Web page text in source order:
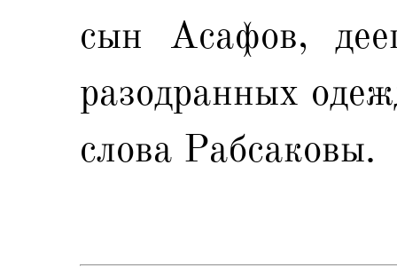
сын Асафов,
разодранных
слова Рабсаковы.